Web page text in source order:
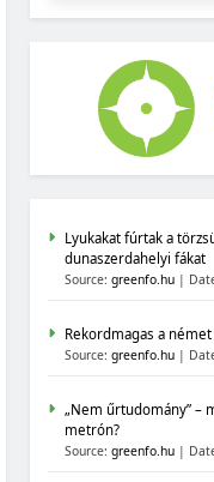
Lyukakat fúrtak a
dunaszerdahelyi fákat
Source:greenfo.hu
Rekordmagas a
Source:greenfo.hu
„Nem űrtudomány” –
metrón?
Source:greenfo.hu